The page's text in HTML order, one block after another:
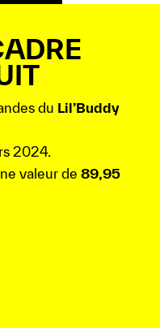
du Lil’Buddy
2024.
valeur de 89,95